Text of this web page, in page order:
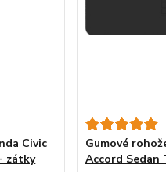
Civic
zátky
Gumové
Accord Sedan